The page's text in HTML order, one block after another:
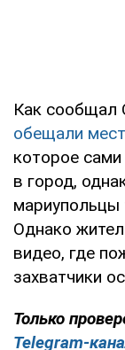
Как сообщал
обещали
которое
в город,
мариупольцы
Однако
видео, где
захватчики
Только
Telegram-